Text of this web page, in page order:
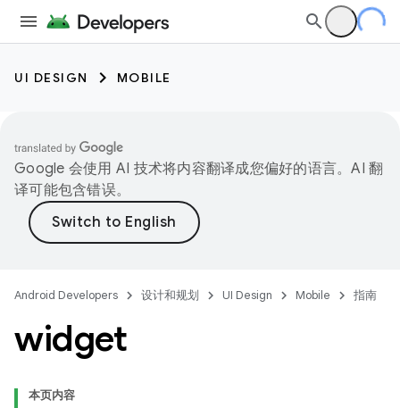
UI DESIGN MOBILE
Google 会使用 AI 技术将内容翻译成您偏好的语言。AI 翻
译可能包含错误。
Android Developers 设计和规划 UI Design Mobile 指南
widget
本页内容